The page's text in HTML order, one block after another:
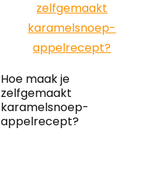
Hoe maak je
zelfgemaakt
karamelsnoep-
appelrecept?